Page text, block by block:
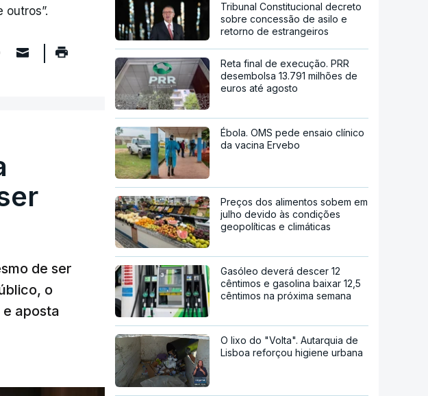
de ser
o
aposta
Tribunal Constitucional decreto
sobre concessão de asilo e
retorno de estrangeiros
Reta final de execução. PRR
desembolsa 13.791 milhões de
euros até agosto
Ébola. OMS pede ensaio clínico
da vacina Ervebo
Preços dos alimentos sobem em
julho devido às condições
geopolíticas e climáticas
Gasóleo deverá descer 12
cêntimos e gasolina baixar 12,5
cêntimos na próxima semana
O lixo do "Volta". Autarquia de
Lisboa reforçou higiene urbana